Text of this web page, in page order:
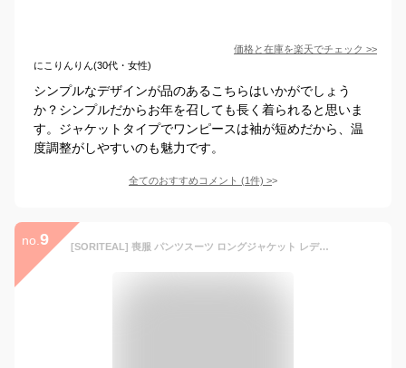
価格と在庫を楽天でチェック >>
にこりんりん(30代・女性)
シンプルなデザインが品のあるこちらはいかがでしょう
か？シンプルだからお年を召しても長く着られると思いま
す。ジャケットタイプでワンピースは袖が短めだから、温
度調整がしやすいのも魅力です。
全てのおすすめコメント (1件) >
no. 9 [SORITEAL] 喪服 パンツスーツ ロングジャケット レディース ブラックフォーマル 冠婚葬祭 礼服 葬式 法事 30代 40代 50代 2点セット セットアップ ブラック 9号 110723507